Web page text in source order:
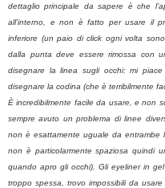
dettaglio principale da sapere è che
all’interno, e non è fatto per usare il
inferiore (un paio di click ogni volta
dalla punta deve essere rimossa con
disegnare la linea sugli occhi: mi
disegnare la codina (che è terribilmente
È incredibilmente facile da usare, e non
sempre avuto un problema di linee
non è esattamente uguale da entrambe
non è particolarmente spaziosa quindi
quando apro gli occhi). Gli eyeliner in
troppo spessa, trovo impossibili da